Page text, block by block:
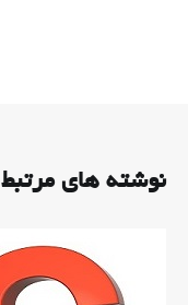
نوشته های مرتبط